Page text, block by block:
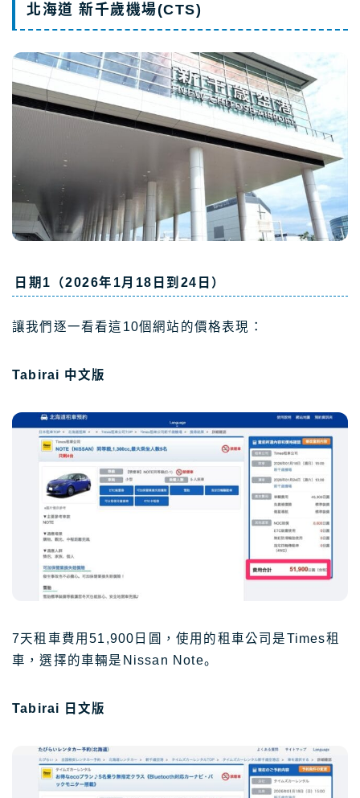
北海道 新千歲機場(CTS)
日期1（2026年1月18日到24日）
讓我們逐一看看這10個網站的價格表現：
Tabirai 中文版
7天租車費用51,900日圓，使用的租車公司是Times租
車，選擇的車輛是Nissan Note。
Tabirai 日文版